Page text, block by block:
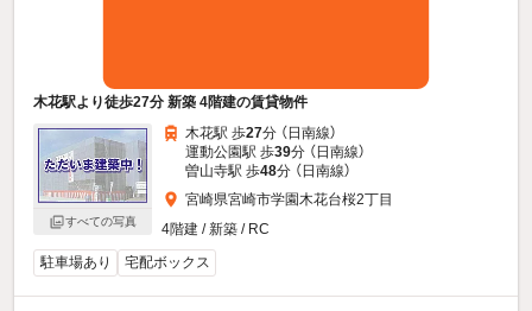
木花駅より徒歩27分 新築 4階建の賃貸物件
すべての写真
木花駅 歩27分 （日南線）
運動公園駅 歩39分 （日南線）
曽山寺駅 歩48分 （日南線）
宮崎県宮崎市学園木花台桜2丁目
4階建 / 新築 / RC
駐車場あり
宅配ボックス